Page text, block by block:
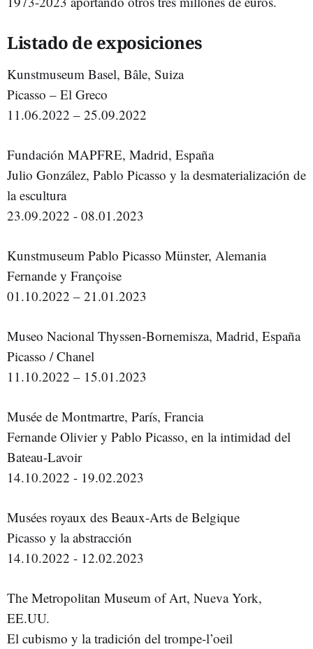
Listado de exposiciones
Kunstmuseum Basel, Bâle, Suiza
Picasso – El Greco
11.06.2022 – 25.09.2022
Fundación MAPFRE, Madrid, España
Julio González, Pablo Picasso y la desmaterialización de
la escultura
23.09.2022 - 08.01.2023
Kunstmuseum Pablo Picasso Münster, Alemania
Fernande y Françoise
01.10.2022 – 21.01.2023
Museo Nacional Thyssen-Bornemisza, Madrid, España
Picasso / Chanel
11.10.2022 – 15.01.2023
Musée de Montmartre, París, Francia
Fernande Olivier y Pablo Picasso, en la intimidad del
Bateau-Lavoir
14.10.2022 - 19.02.2023
Musées royaux des Beaux-Arts de Belgique
Picasso y la abstracción
14.10.2022 - 12.02.2023
The Metropolitan Museum of Art, Nueva York,
EE.UU.
El cubismo y la tradición del trompe-l’oeil